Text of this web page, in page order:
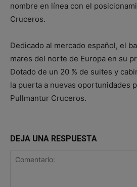
nombre en línea con el
Cruceros.
Dedicado al mercado español, el
mares del norte de Europa en su
Dotado de un 20 % de suites y
la puerta a nuevas oportunidades
Pullmantur Cruceros.
DEJA UNA RESPUESTA